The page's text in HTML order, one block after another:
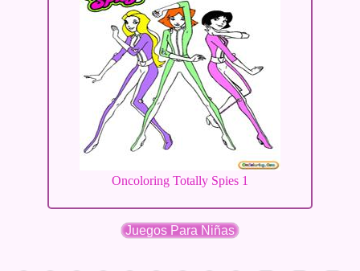
Oncoloring Totally Spies 1
Juegos Para Niñas